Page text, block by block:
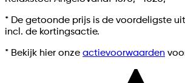
* De getoonde prijs is de voordeligste
incl. de kortingsactie.
* Bekijk hier onze actievoorwaarden